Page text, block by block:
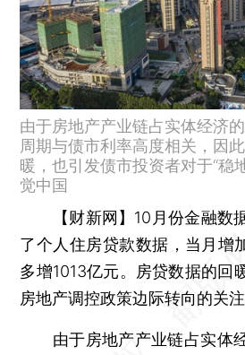
由于房地产产业链占实体经济
周期与债市利率高度相关，因
暖，也引发债市投资者对于“稳
觉中国
【财新网】 10月份金融数
了个人住房贷款数据，当月增
多增1013亿元。房贷数据的回
房地产调控政策边际转向的关注
由于房地产产业链占实体